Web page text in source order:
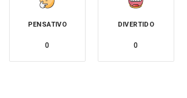
PENSATIVO
0
DIVERTIDO
0